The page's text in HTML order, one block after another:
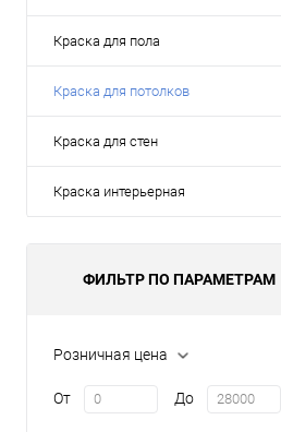
Краска для пола
Краска для потолков
Краска для стен
Краска интерьерная
ФИЛЬТР ПО ПАРАМЕТРАМ
Розничная цена
От До